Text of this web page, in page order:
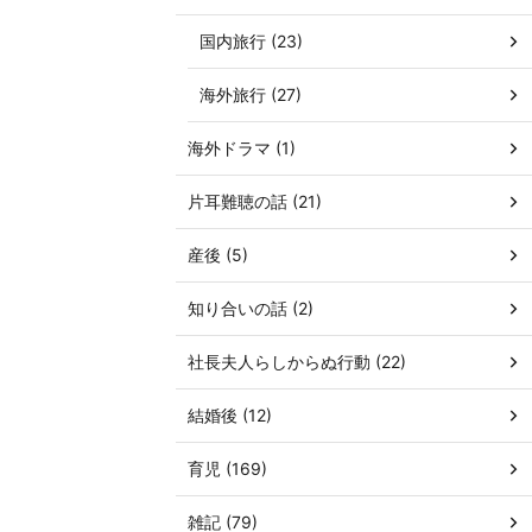
国内旅行 (23)
海外旅行 (27)
海外ドラマ (1)
片耳難聴の話 (21)
産後 (5)
知り合いの話 (2)
社長夫人らしからぬ行動 (22)
結婚後 (12)
育児 (169)
雑記 (79)